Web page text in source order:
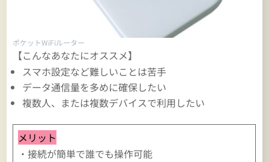
ポケットWiFiルーター
【こんなあなたにオススメ】
スマホ設定など難しいことは苦手
データ通信量を多めに確保したい
複数人、または複数デバイスで利用したい
メリット
・接続が簡単で誰でも操作可能